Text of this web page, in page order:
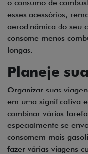
o consumo de
esses acessórios,
aerodinâmica do seu
consome menos
longas.
Planeje
Organizar suas
em uma significativa
combinar várias
especialmente se
consomem mais
fazer várias viagens